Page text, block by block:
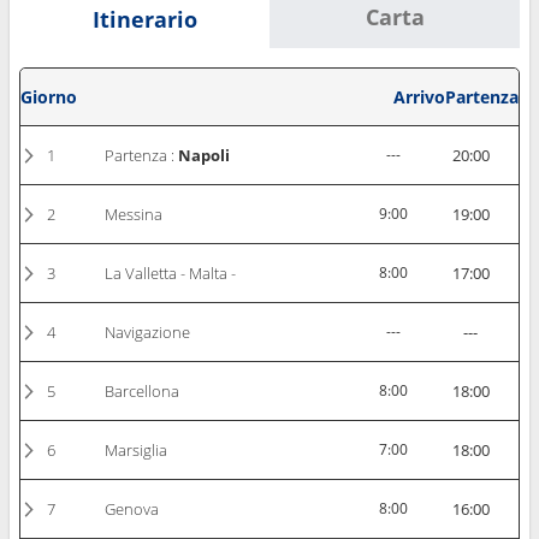
Itinerario Carta
Giorno ArrivoPartenza
1 Partenza : Napoli --- 20:00
2 Messina 9:00 19:00
3 La Valletta - Malta - 8:00 17:00
4 Navigazione --- ---
5 Barcellona 8:00 18:00
6 Marsiglia 7:00 18:00
7 Genova 8:00 16:00